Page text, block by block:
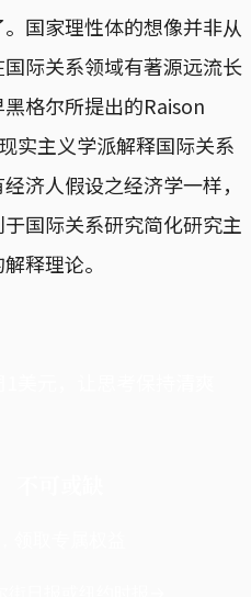
国家理性体的想像并非从
际关系领域有著源远流长
格尔所提出的Raison
实主义学派解释国际关系
济人假设之经济学一样，
国际关系研究简化研究主
释理论。